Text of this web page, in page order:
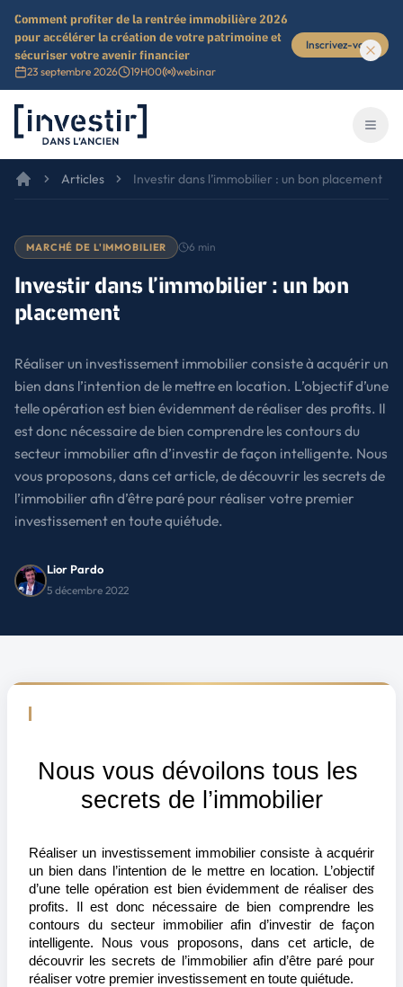
Comment profiter de la rentrée immobilière 2026
pour accélérer la création de votre patrimoine et
sécuriser votre avenir financier
23 septembre 2026 19H00 webinar
Inscrivez-vous
Investir dans l'ancien
Articles Investir dans l’immobilier : un bon placement
MARCHÉ DE L'IMMOBILIER 6 min
Investir dans l’immobilier : un bon
placement
Réaliser un investissement immobilier consiste à acquérir un
bien dans l’intention de le mettre en location. L’objectif d’une
telle opération est bien évidemment de réaliser des profits. Il
est donc nécessaire de bien comprendre les contours du
secteur immobilier afin d’investir de façon intelligente. Nous
vous proposons, dans cet article, de découvrir les secrets de
l’immobilier afin d’être paré pour réaliser votre premier
investissement en toute quiétude.
Lior Pardo
5 décembre 2022
Nous vous dévoilons tous les
secrets de l’immobilier
Réaliser un investissement immobilier consiste à acquérir
un bien dans l’intention de le mettre en location. L’objectif
d’une telle opération est bien évidemment de réaliser des
profits. Il est donc nécessaire de bien comprendre les
contours du secteur immobilier afin d’investir de façon
intelligente. Nous vous proposons, dans cet article, de
découvrir les secrets de l’immobilier afin d’être paré pour
réaliser votre premier investissement en toute quiétude.